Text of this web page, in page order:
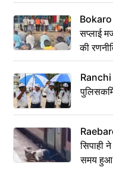
Bokaro
सप्लाई
की
Ranchi
सिपाही
समय हुआ